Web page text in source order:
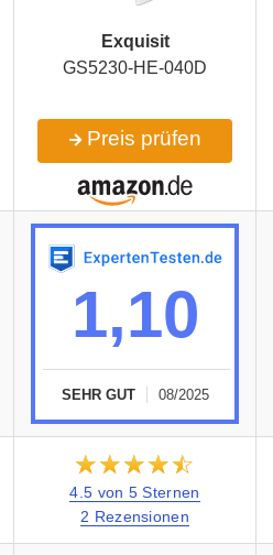
Exquisit
GS5230-HE-040D
Preis prüfen
1,10
SEHR GUT 08/2025
★★★★★
☆☆☆☆☆
4.5 von 5 Sternen
2 Rezensionen